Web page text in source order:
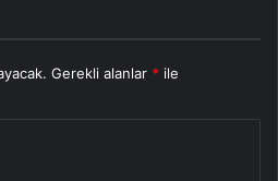
Gerekli alanlar * ile